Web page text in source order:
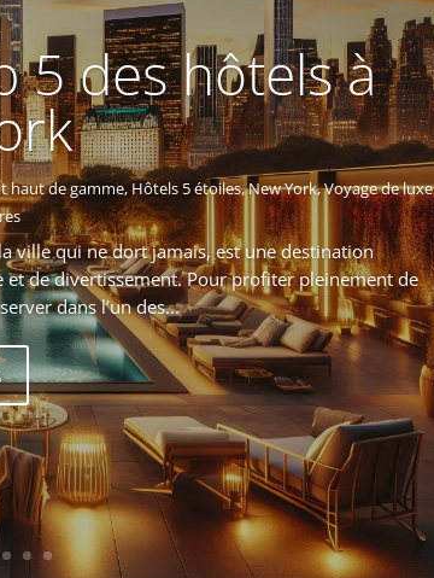
5 des hôtels à
haut de gamme,Hôtels 5 étoiles,New York,Voyage de luxe
ville qui ne dort jamais, est une destination
de divertissement. Pour profiter pleinement de
dans l’un des...